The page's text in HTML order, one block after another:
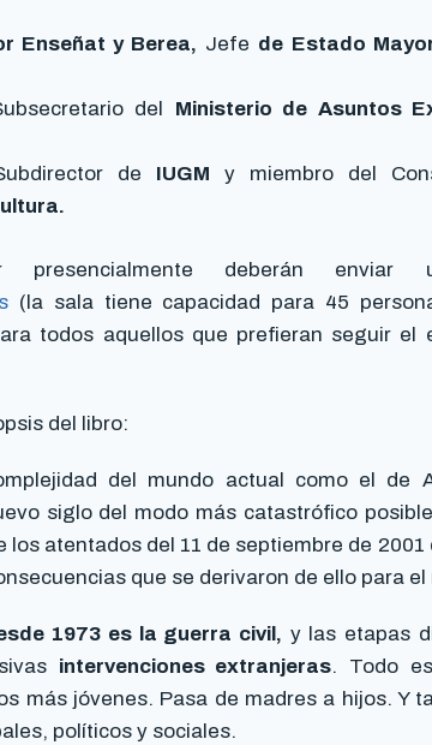
Enseñat y Berea, Jefe de Estado
del Ministerio de Asuntos
de IUGM y miembro del
presencialmente deberán
(la sala tiene capacidad para 45
todos aquellos que prefieran seguir el
del libro:
del mundo actual como el de
siglo del modo más catastrófico
atentados del 11 de septiembre de
que se derivaron de ello para
1973 es la guerra civil, y las etapas
intervenciones extranjeras. Todo
más jóvenes. Pasa de madres a hijos. Y
políticos y sociales.